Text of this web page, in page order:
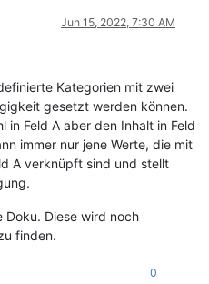
Jun 15, 2022, 7:30 AM
Kategorien mit zwei
gesetzt werden können.
in Feld A aber den Inhalt in Feld
immer nur jene Werte, die mit
A verknüpft sind und stellt
Diese wird noch
finden.
0